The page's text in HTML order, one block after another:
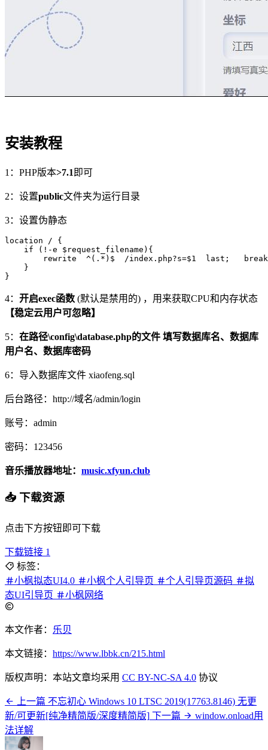
安装教程
1：PHP版本>7.1 即可
2：设置public文件夹为运行目录
3：设置伪静态
location / {
if (!-e $request_filename){
rewrite  ^(.*)$  /index.php?s=$1  last;
}
}
4： 开启exec函数 (默认是禁用的) ，用来获取CPU和内存状态
【稳定云用户可忽略】
5： 在路径\config\database.php的文件 填写数据库名、数据库
用户名、数据库密码
6：导入数据库文件 xiaofeng.sql
后台路径：http://域名/admin/login
账号：admin
密码：123456
音乐播放器地址： music.xfyun.club
📥 下载资源
点击下方按钮即可下载
下载链接 1
标签：
小枫拟态UI4.0
小枫个人引导页 个人引导页源码
拟
态UI引导页
小枫网络
本文作者： 乐贝
本文链接： https://www.lbbk.cn/215.html
版权声明：本站文章均采用 CC BY-NC-SA 4.0 协议
上一篇 不忘初心 Windows 10 LTSC 2019(17763.8146) 无更
新/可更新[纯净精简版/深度精简版] 下一篇
window.onload用
法详解